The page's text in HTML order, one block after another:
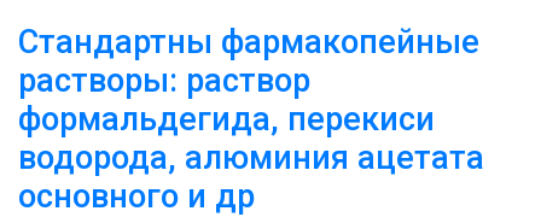
Стандартны фармакопейные
растворы: раствор
формальдегида, перекиси
водорода, алюминия ацетата
основного и др